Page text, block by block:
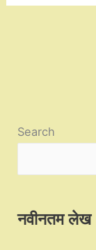
Search
नवीनतम लेख